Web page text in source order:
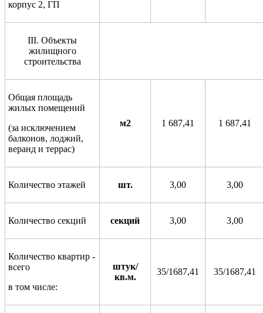
корпус 2, ГП
III. Объекты
жилищного
строительства
Общая площадь
жилых помещений
(за исключением
балконов, лоджий,
веранд и террас)
м2 1 687,41 1 687,41
Количество этажей шт. 3,00 3,00
Количество секций секций 3,00 3,00
Количество квартир -
всего
в том числе:
штук/
кв.м.
35/1687,41 35/1687,41